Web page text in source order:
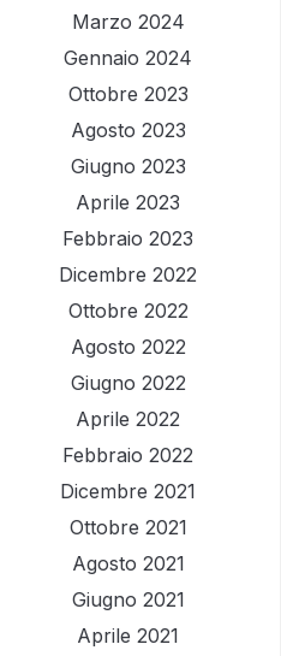
Marzo 2024
Gennaio 2024
Ottobre 2023
Agosto 2023
Giugno 2023
Aprile 2023
Febbraio 2023
Dicembre 2022
Ottobre 2022
Agosto 2022
Giugno 2022
Aprile 2022
Febbraio 2022
Dicembre 2021
Ottobre 2021
Agosto 2021
Giugno 2021
Aprile 2021